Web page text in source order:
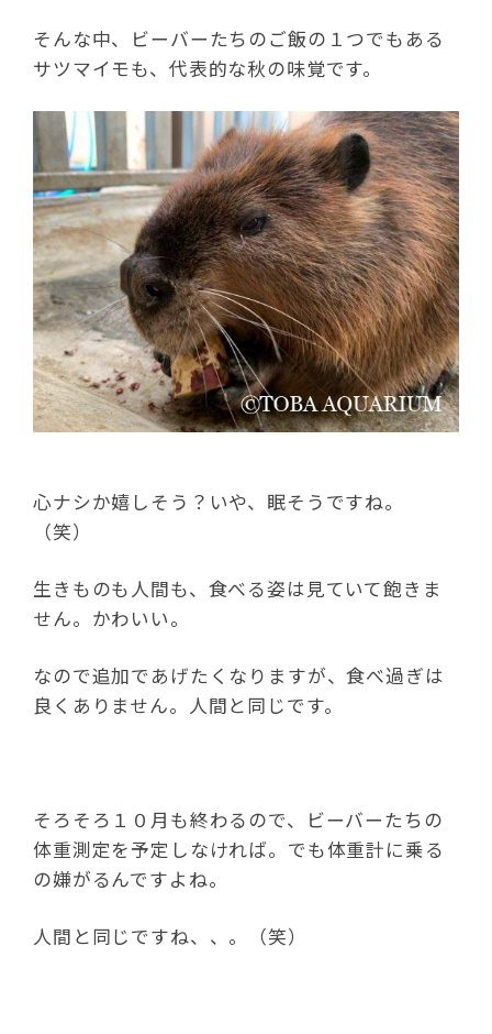
そんな中、ビーバーたちのご飯の１つでもある
サツマイモも、代表的な秋の味覚です。
心ナシか嬉しそう？いや、眠そうですね。
（笑）
生きものも人間も、食べる姿は見ていて飽きま
せん。かわいい。
なので追加であげたくなりますが、食べ過ぎは
良くありません。人間と同じです。
そろそろ１０月も終わるので、ビーバーたちの
体重測定を予定しなければ。でも体重計に乗る
の嫌がるんですよね。
人間と同じですね、、。（笑）